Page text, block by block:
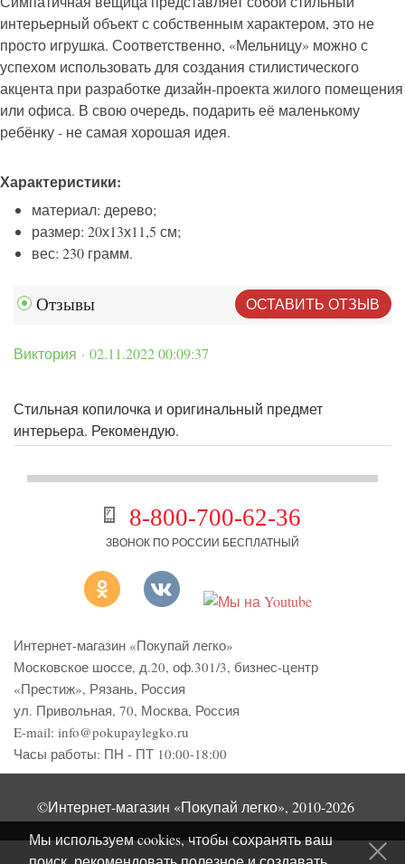
интерьерный объект с собственным характером, это не
просто игрушка. Соответственно, «Мельницу» можно с
успехом использовать для создания стилистического
акцента при разработке дизайн-проекта жилого помещения
или офиса. В свою очередь, подарить её маленькому
ребёнку - не самая хорошая идея.
Характеристики:
материал: дерево;
размер: 20х13х11,5 см;
вес: 230 грамм.
Отзывы ОСТАВИТЬ ОТЗЫВ
Виктория · 02.11.2022 00:09:37
Стильная копилочка и оригинальный предмет
интерьера. Рекомендую.
8-800-700-62-36
ЗВОНОК ПО РОССИИ БЕСПЛАТНЫЙ
Интернет-магазин «Покупай легко»
Московское шоссе, д.20, оф.301/3, бизнес-центр
«Престиж», Рязань, Россия
ул. Привольная, 70, Москва, Россия
E-mail: info@pokupaylegko.ru
Часы работы: ПН - ПТ 10:00-18:00
©Интернет-магазин «Покупай легко», 2010-2026
Мы используем cookies, чтобы сохранять ваш